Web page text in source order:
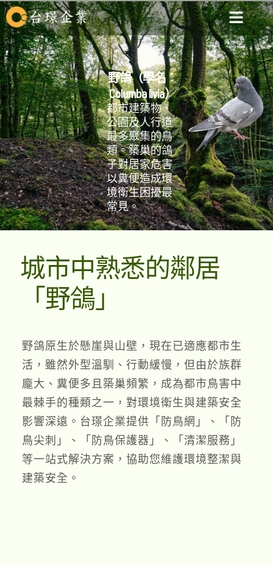
野鴿（學名︰
Columba livia）
都市建築物、
公園及人行道
最多聚集的鳥
類。築巢的鴿
子對居家危害
以糞便造成環
境衛生困擾最
常見。
城市中熟悉的鄰居
「野鴿」
野鴿原生於懸崖與山壁，現在已適應都市生
活，雖然外型溫馴、行動緩慢，但由於族群
龐大、糞便多且築巢頻繁，成為都市鳥害中
最棘手的種類之一，對環境衛生與建築安全
影響深遠。台璟企業提供「防鳥網」、「防
鳥尖刺」、「防鳥保護器」、「清潔服務」
等一站式解決方案，協助您維護環境整潔與
建築安全。